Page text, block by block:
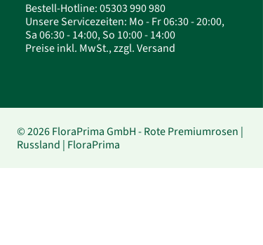
Bestell-Hotline: 05303 990 980
Unsere Servicezeiten: Mo - Fr 06:30 - 20:00,
Sa 06:30 - 14:00, So 10:00 - 14:00
Preise inkl. MwSt., zzgl. Versand
© 2026 FloraPrima GmbH - Rote Premiumrosen |
Russland | FloraPrima